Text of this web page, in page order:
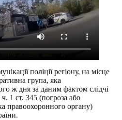
поліції регіону, на місце
група, яка
ж дня за даним фактом слідчі
1 ст. 345 (погроза або
правоохоронного органу)